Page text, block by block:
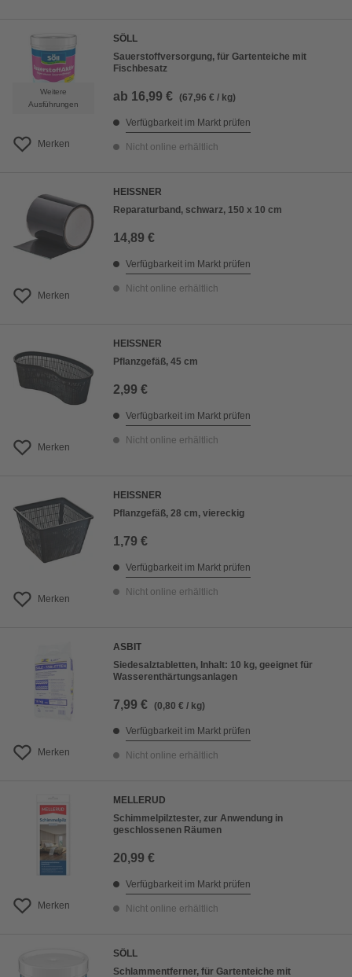
Weitere
Ausführungen
Merken
SÖLL
Sauerstoffversorgung, für Gartenteiche mit
Fischbesatz
ab 16,99 € (67,96 € / kg)
Verfügbarkeit im Markt prüfen
Nicht online erhältlich
Merken
HEISSNER
Reparaturband, schwarz, 150 x 10 cm
14,89 €
Verfügbarkeit im Markt prüfen
Nicht online erhältlich
Merken
HEISSNER
Pflanzgefäß, 45 cm
2,99 €
Verfügbarkeit im Markt prüfen
Nicht online erhältlich
Merken
HEISSNER
Pflanzgefäß, 28 cm, viereckig
1,79 €
Verfügbarkeit im Markt prüfen
Nicht online erhältlich
Merken
ASBIT
Siedesalztabletten, Inhalt: 10 kg, geeignet für
Wasserenthärtungsanlagen
7,99 € (0,80 € / kg)
Verfügbarkeit im Markt prüfen
Nicht online erhältlich
Merken
MELLERUD
Schimmelpilztester, zur Anwendung in
geschlossenen Räumen
20,99 €
Verfügbarkeit im Markt prüfen
Nicht online erhältlich
SÖLL
Schlammentferner, für Gartenteiche mit